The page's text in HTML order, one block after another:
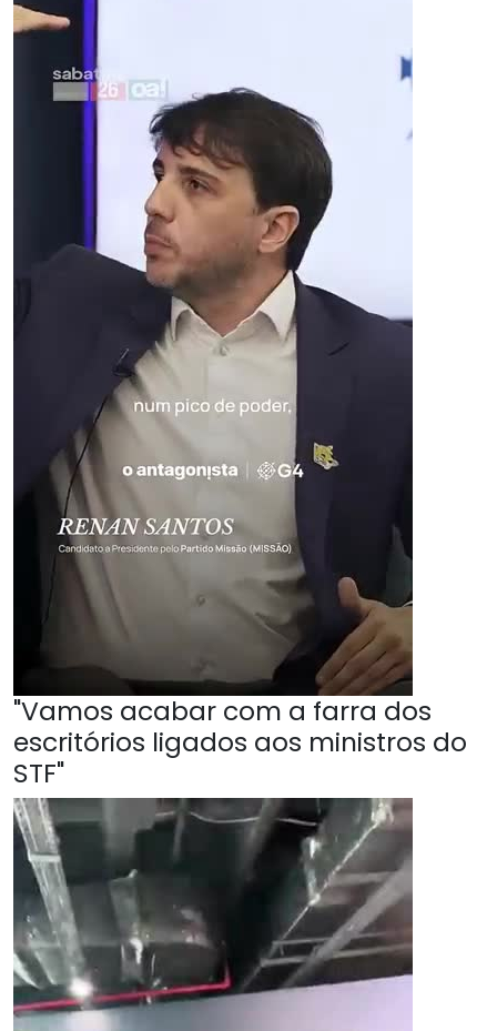
"Vamos acabar com a farra dos
escritórios ligados aos ministros do
STF"